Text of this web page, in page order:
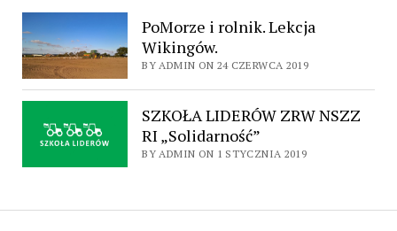
PoMorze i rolnik. Lekcja
Wikingów.
BY ADMIN ON 24 CZERWCA 2019
SZKOŁA LIDERÓW ZRW NSZZ
RI „Solidarność”
BY ADMIN ON 1 STYCZNIA 2019